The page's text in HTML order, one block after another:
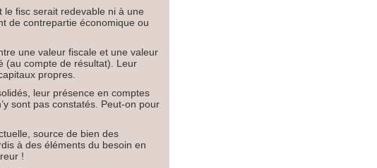
le fisc serait redevable ni à une
de contrepartie économique ou
une valeur fiscale et une valeur
(au compte de résultat). Leur
propres.
leur présence en comptes
sont pas constatés. Peut-on pour
source de bien des
à des éléments du besoin en
!